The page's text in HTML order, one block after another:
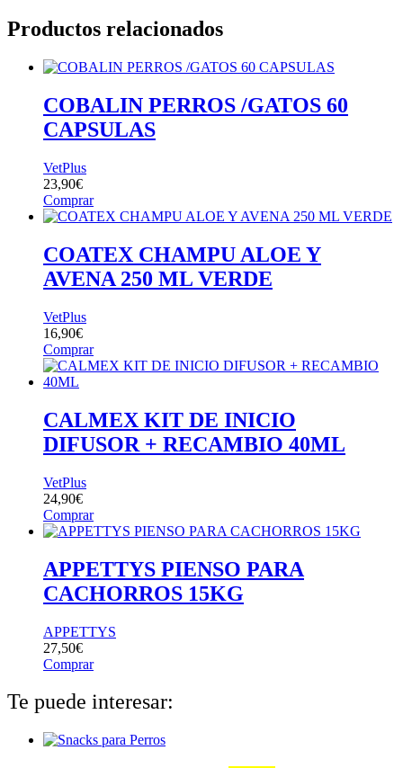
Productos relacionados
COBALIN PERROS /GATOS 60
CAPSULAS
VetPlus
23,90€
Comprar
COATEX CHAMPU ALOE Y
AVENA 250 ML VERDE
VetPlus
16,90€
Comprar
CALMEX KIT DE INICIO
DIFUSOR + RECAMBIO 40ML
VetPlus
24,90€
Comprar
APPETTYS PIENSO PARA
CACHORROS 15KG
APPETTYS
27,50€
Comprar
Te puede interesar: